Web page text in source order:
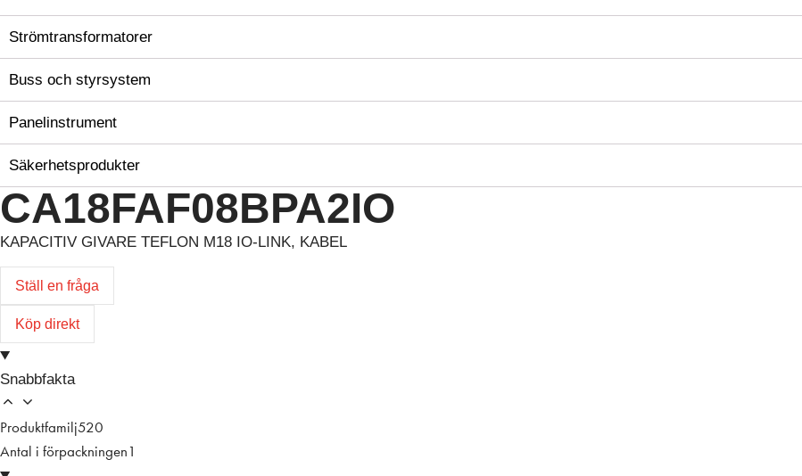
Strömtransformatorer
Buss och styrsystem
Panelinstrument
Säkerhetsprodukter
CA18FAF08BPA2IO
KAPACITIV GIVARE TEFLON M18 IO-LINK, KABEL
Ställ en fråga
Köp direkt
Snabbfakta
Produktfamilj520
Antal i förpackningen 1